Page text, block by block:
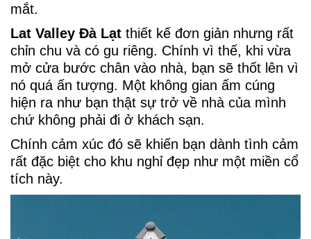
mắt.
Lat Valley Đà Lạt thiết kế đơn giản nhưng rất
chỉn chu và có gu riêng. Chính vì thế, khi vừa
mở cửa bước chân vào nhà, bạn sẽ thốt lên vì
nó quá ấn tượng. Một không gian ấm cúng
hiện ra như bạn thật sự trở về nhà của mình
chứ không phải đi ở khách sạn.
Chính cảm xúc đó sẽ khiến bạn dành tình cảm
rất đặc biệt cho khu nghỉ đẹp như một miền cổ
tích này.